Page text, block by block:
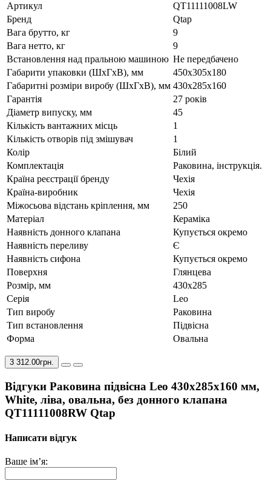
Артикул
QT11111008LW
Бренд
Qtap
Вага брутто, кг
9
Вага нетто, кг
9
Встановлення над пральною машиною Не передбачено
Габарити упаковки (ШхГхВ), мм
450x305x180
Габаритні розміри виробу (ШхГхВ), мм 430x285x160
Гарантія
27 років
Діаметр випуску, мм
45
Кількість вантажних місць
1
Кількість отворів під змішувач
1
Колір
Білий
Комплектація
Раковина, інструкція.
Країна реєстрації бренду
Чехія
Країна-виробник
Чехія
Міжосьова відстань кріплення, мм
250
Матеріал
Кераміка
Наявність донного клапана
Купується окремо
Наявність переливу
Є
Наявність сифона
Купується окремо
Поверхня
Глянцева
Розмір, мм
430x285
Серія
Leo
Тип виробу
Раковина
Тип встановлення
Підвісна
Форма
Овальна
3 312.00грн.
Відгуки Раковина підвісна Leo 430x285x160 мм,
White, ліва, овальна, без донного клапана
QT11111008RW Qtap
Написати відгук
Ваше ім’я: